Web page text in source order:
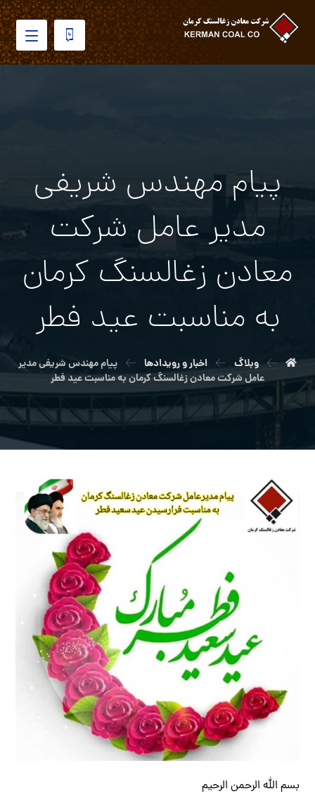
پیام مهندس شریفی
مدیر عامل شرکت
معادن زغالسنگ کرمان
به مناسبت عید فطر
وبلاگ اخبار و رویدادها
پیام مهندس شریفی مدیر
عامل شرکت معادن زغالسنگ کرمان به مناسبت عید فطر
بسم الله الرحمن الرحیم